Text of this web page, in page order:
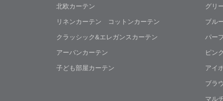
北欧カーテン
リネンカーテン コットンカーテン
クラッシック&エレガンスカーテン
アーバンカーテン
子ども部屋カーテン
グリ
ブル
パー
ピン
アイ
ブラ
マル